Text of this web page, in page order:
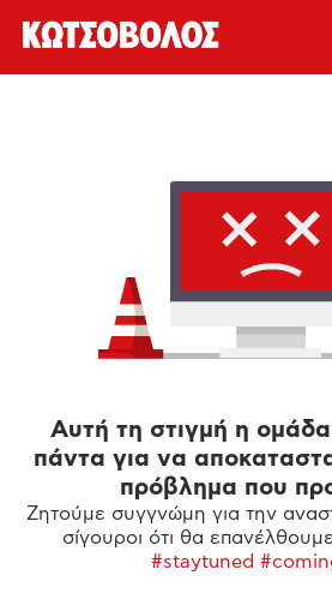
Αυτή τη στιγμή η
πάντα για να
πρόβλημα που
Ζητούμε συγγνώμη για την
σίγουροι ότι θα
#staytuned